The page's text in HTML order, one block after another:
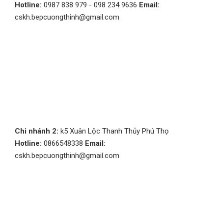
Hotline: 0987 838 979 - 098 234 9636 Email:
cskh.bepcuongthinh@gmail.com
Chi nhánh 2: k5 Xuân Lộc Thanh Thủy Phú Thọ
Hotline: 0866548338 Email:
cskh.bepcuongthinh@gmail.com